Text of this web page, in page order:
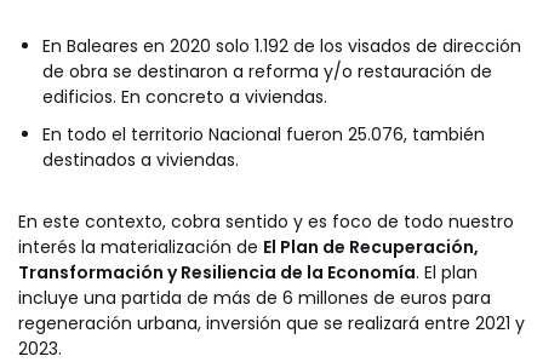
En Baleares en 2020 solo 1.192 de los visados de dirección
de obra se destinaron a reforma y/o restauración de
edificios. En concreto a viviendas.
En todo el territorio Nacional fueron 25.076, también
destinados a viviendas.
En este contexto, cobra sentido y es foco de todo nuestro
interés la materialización de El Plan de Recuperación,
Transformación y Resiliencia de la Economía. El plan
incluye una partida de más de 6 millones de euros para
regeneración urbana, inversión que se realizará entre 2021 y
2023.